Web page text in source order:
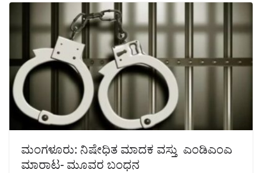
ಮಂಗಳೂರು: ನಿಷೇಧಿತ ಮಾದಕ ವಸ್ತು ಎಂಡಿಎಂಎ
ಮಾರಾಟ- ಮೂವರ ಬಂಧನ